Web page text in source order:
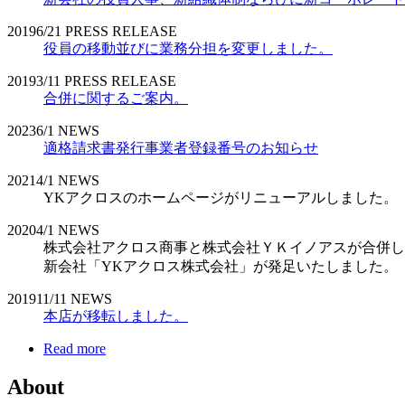
20196/21 PRESS RELEASE
役員の移動並びに業務分担を変更しました。
20193/11 PRESS RELEASE
合併に関するご案内。
20236/1 NEWS
適格請求書発行事業者登録番号のお知らせ
20214/1 NEWS
YKアクロスのホームページがリニューアルしました。
20204/1 NEWS
株式会社アクロス商事と株式会社ＹＫイノアスが合併
新会社「YKアクロス株式会社」が発足いたしました。
201911/11 NEWS
本店が移転しました。
Read more
About